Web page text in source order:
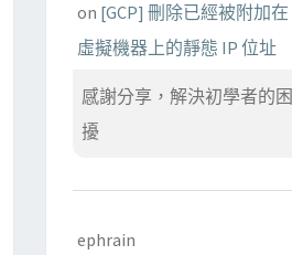
on [GCP] 刪除已經被附加在
虛擬機器上的靜態 IP 位址
感謝分享，解決初學者的困
擾
ephrain